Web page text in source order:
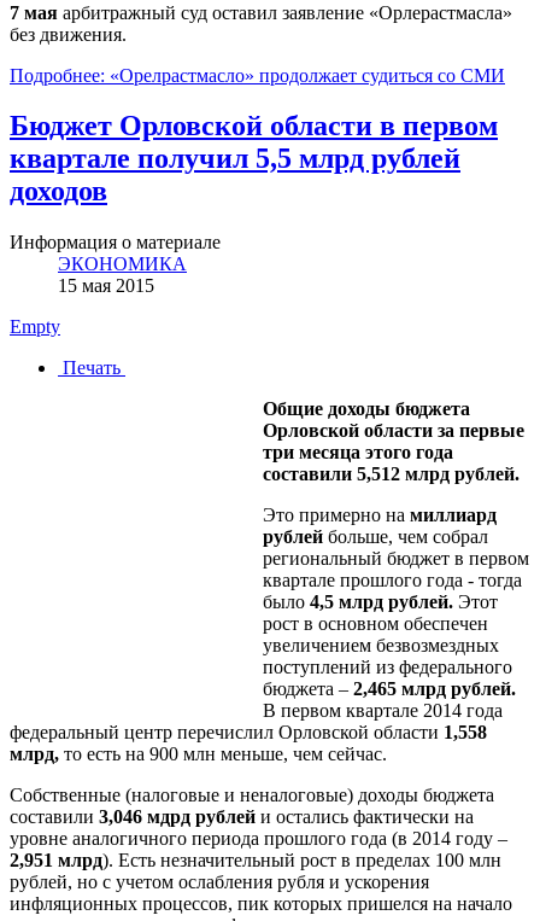
7 мая арбитражный суд оставил заявление «Орлерастмасла»
без движения.
Подробнее: «Орелрастмасло» продолжает судиться со СМИ
Бюджет Орловской области в первом
квартале получил 5,5 млрд рублей
доходов
Информация о материале
ЭКОНОМИКА
15 мая 2015
Empty
Печать
Общие доходы бюджета
Орловской области за первые
три месяца этого года
составили 5,512 млрд рублей.
Это примерно на миллиард
рублей больше, чем собрал
региональный бюджет в первом
квартале прошлого года - тогда
было 4,5 млрд рублей. Этот
рост в основном обеспечен
увеличением безвозмездных
поступлений из федерального
бюджета – 2,465 млрд рублей.
В первом квартале 2014 года
федеральный центр перечислил Орловской области 1,558
млрд, то есть на 900 млн меньше, чем сейчас.
Собственные (налоговые и неналоговые) доходы бюджета
составили 3,046 мдрд рублей и остались фактически на
уровне аналогичного периода прошлого года (в 2014 году –
2,951 млрд). Есть незначительный рост в пределах 100 млн
рублей, но с учетом ослабления рубля и ускорения
инфляционных процессов, пик которых пришелся на начало